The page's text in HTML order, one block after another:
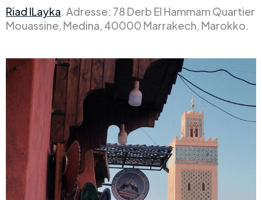
Riad ILayka. Adresse: 78 Derb El Hammam Quartier
Mouassine, Medina, 40000 Marrakech, Marokko.